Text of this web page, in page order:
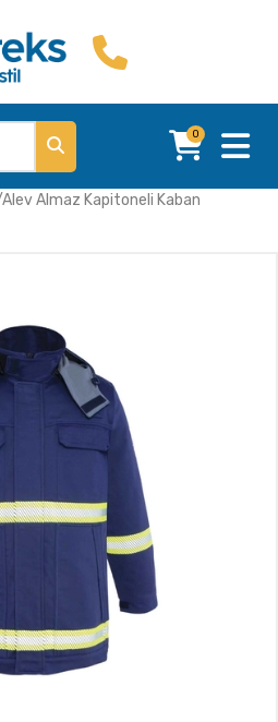
0
Alev Almaz Kapitoneli Kaban